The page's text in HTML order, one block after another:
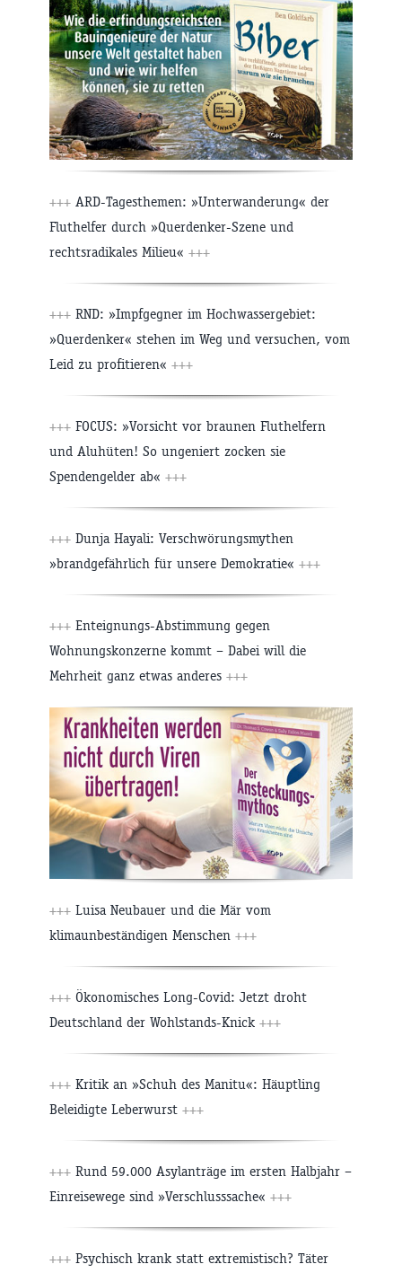
+++ ARD-Tagesthemen: »Unterwanderung« der
Fluthelfer durch »Querdenker-Szene und
rechtsradikales Milieu« +++
+++ RND: »Impfgegner im Hochwassergebiet:
»Querdenker« stehen im Weg und versuchen, vom
Leid zu profitieren« +++
+++ FOCUS: »Vorsicht vor braunen Fluthelfern
und Aluhüten! So ungeniert zocken sie
Spendengelder ab« +++
+++ Dunja Hayali: Verschwörungsmythen
»brandgefährlich für unsere Demokratie« +++
+++ Enteignungs-Abstimmung gegen
Wohnungskonzerne kommt – Dabei will die
Mehrheit ganz etwas anderes +++
+++ Luisa Neubauer und die Mär vom
klimaunbeständigen Menschen +++
+++ Ökonomisches Long-Covid: Jetzt droht
Deutschland der Wohlstands-Knick +++
+++ Kritik an »Schuh des Manitu«: Häuptling
Beleidigte Leberwurst +++
+++ Rund 59.000 Asylanträge im ersten Halbjahr –
Einreisewege sind »Verschlusssache« +++
+++ Psychisch krank statt extremistisch? Täter